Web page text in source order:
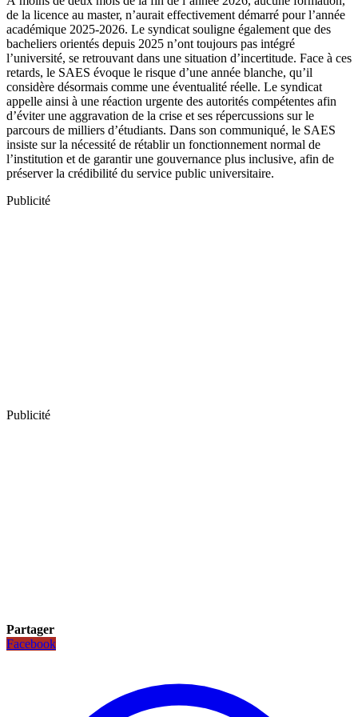
de la licence au master, n’aurait effectivement démarré pour l’année
académique 2025-2026. Le syndicat souligne également que des
bacheliers orientés depuis 2025 n’ont toujours pas intégré
l’université, se retrouvant dans une situation d’incertitude. Face à ces
retards, le SAES évoque le risque d’une année blanche, qu’il
considère désormais comme une éventualité réelle. Le syndicat
appelle ainsi à une réaction urgente des autorités compétentes afin
d’éviter une aggravation de la crise et ses répercussions sur le
parcours de milliers d’étudiants. Dans son communiqué, le SAES
insiste sur la nécessité de rétablir un fonctionnement normal de
l’institution et de garantir une gouvernance plus inclusive, afin de
préserver la crédibilité du service public universitaire.
Publicité
Publicité
Partager
Facebook